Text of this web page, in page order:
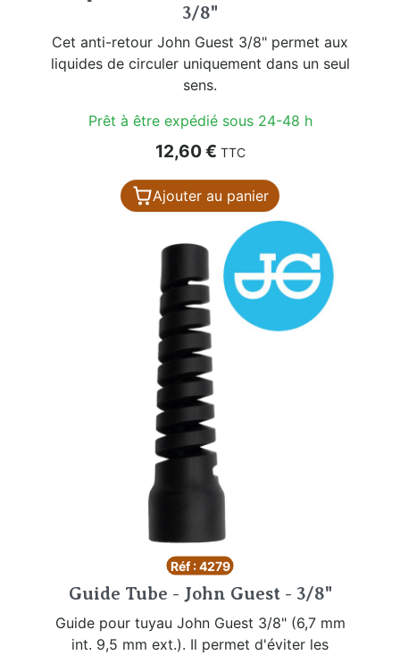
3/8"
Cet anti-retour John Guest 3/8" permet aux
liquides de circuler uniquement dans un seul
sens.
Prêt à être expédié sous 24-48 h
Prix
12,60 € TTC
Ajouter au panier
Réf : 4279
Guide Tube - John Guest - 3/8"
Guide pour tuyau John Guest 3/8" (6,7 mm
int. 9,5 mm ext.). Il permet d'éviter les